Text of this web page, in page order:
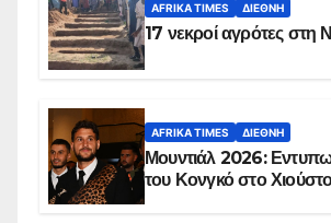
AFRIKA TIMES ΔΙΕΘΝΉ
17 νεκροί αγρότες στη
AFRIKA TIMES ΔΙΕΘΝΉ
Μουντιάλ 2026:
του Κονγκό στο